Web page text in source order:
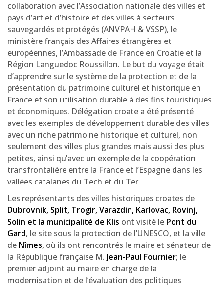
collaboration avec l’Association nationale des villes et
pays d’art et d’histoire et des villes à secteurs
sauvegardés et protégés (ANVPAH & VSSP), le
ministère français des Affaires étrangères et
européennes, l’Ambassade de France en Croatie et la
Région Languedoc Roussillon. Le but du voyage était
d’apprendre sur le système de la protection et de la
présentation du patrimoine culturel et historique en
France et son utilisation durable à des fins touristiques
et économiques. Délégation croate a été présenté
avec les exemples de développement durable des villes
avec un riche patrimoine historique et culturel, non
seulement des villes plus grandes mais aussi des plus
petites, ainsi qu’avec un exemple de la coopération
transfrontalière entre la France et l’Espagne dans les
vallées catalanes du Tech et du Ter.
Les représentants des villes historiques croates de
Dubrovnik, Split, Trogir, Varazdin, Karlovac, Rovinj,
Solin et la municipalité de Klis ont visité le Pont du
Gard, le site sous la protection de l’UNESCO, et la ville
de Nîmes, où ils ont rencontrés le maire et sénateur de
la République française M. Jean-Paul Fournier; le
premier adjoint au maire en charge de la
modernisation et de l’évaluation des politiques